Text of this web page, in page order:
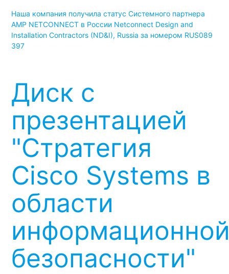
Наша компания получила статус Системного партнера
AMP NETCONNECT в России Netconnect Design and
Installation Contractors (ND&I), Russia за номером RUS089
397
Диск с
презентацией
"Стратегия
Cisco Systems в
области
безопасности"